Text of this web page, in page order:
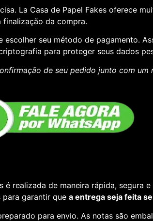
La Casa de Papel Fakes oferece
da compra.
seu método de pagamento.
para proteger seus dados
de seu pedido junto com
realizada de maneira rápida, segura
garantir que a entrega seja feita
para envio. As notas são